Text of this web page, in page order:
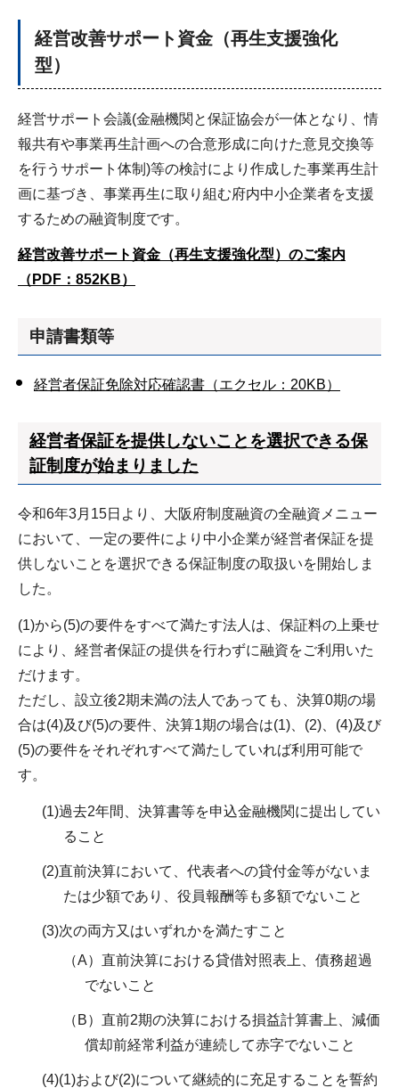
経営改善サポート資金（再生支援強化
型）
経営サポート会議(金融機関と保証協会が一体となり、情
報共有や事業再生計画への合意形成に向けた意見交換等
を行うサポート体制)等の検討により作成した事業再生計
画に基づき、事業再生に取り組む府内中小企業者を支援
するための融資制度です。
経営改善サポート資金（再生支援強化型）のご案内
（PDF：852KB）
申請書類等
経営者保証免除対応確認書（エクセル：20KB）
経営者保証を提供しないことを選択できる保
証制度が始まりました
令和6年3月15日より、大阪府制度融資の全融資メニュー
において、一定の要件により中小企業が経営者保証を提
供しないことを選択できる保証制度の取扱いを開始しま
した。
(1)から(5)の要件をすべて満たす法人は、保証料の上乗せ
により、経営者保証の提供を行わずに融資をご利用いた
だけます。
ただし、設立後2期未満の法人であっても、決算0期の場
合は(4)及び(5)の要件、決算1期の場合は(1)、(2)、(4)及び
(5)の要件をそれぞれすべて満たしていれば利用可能で
す。
(1)過去2年間、決算書等を申込金融機関に提出してい
ること
(2)直前決算において、代表者への貸付金等がないま
たは少額であり、役員報酬等も多額でないこと
(3)次の両方又はいずれかを満たすこと
（A）直前決算における貸借対照表上、債務超過
でないこと
（B）直前2期の決算における損益計算書上、減価
償却前経常利益が連続して赤字でないこと
(4)(1)および(2)について継続的に充足することを誓約